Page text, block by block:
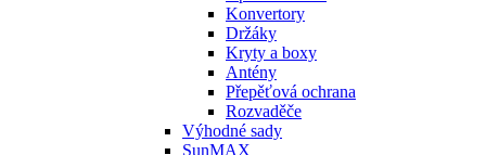
Konvertory
Držáky
Kryty a boxy
Antény
Přepěťová ochrana
Rozvaděče
Výhodné sady
SunMAX